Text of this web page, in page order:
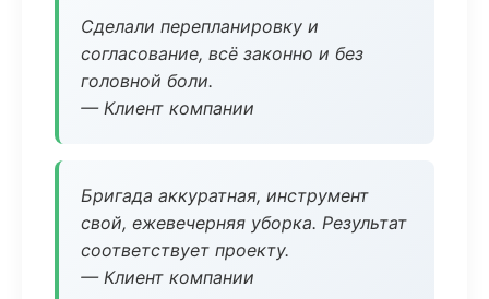
Сделали перепланировку и
согласование, всё законно и без
головной боли.
— Клиент компании
Бригада аккуратная, инструмент
свой, ежевечерняя уборка. Результат
соответствует проекту.
— Клиент компании